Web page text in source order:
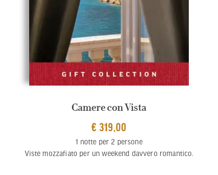
Camere con Vista
€ 319,00
1 notte per 2 persone
Viste mozzafiato per un weekend davvero romantico.